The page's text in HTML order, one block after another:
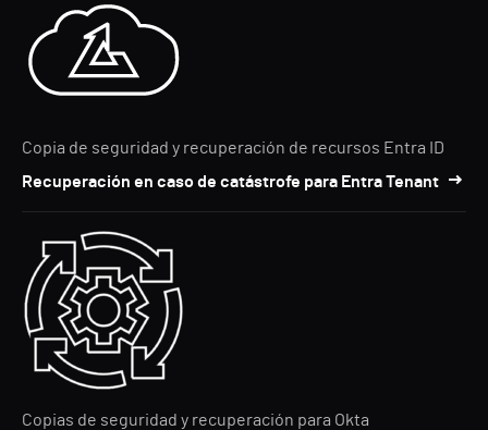
Copia de seguridad y recuperación de recursos Entra ID
Recuperación en caso de catástrofe para Entra Tenant
Copias de seguridad y recuperación para Okta